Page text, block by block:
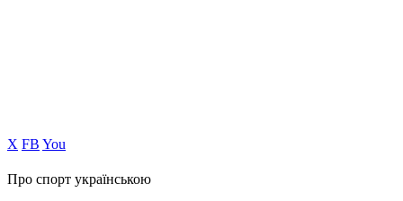
Х FB You
Про спорт українською